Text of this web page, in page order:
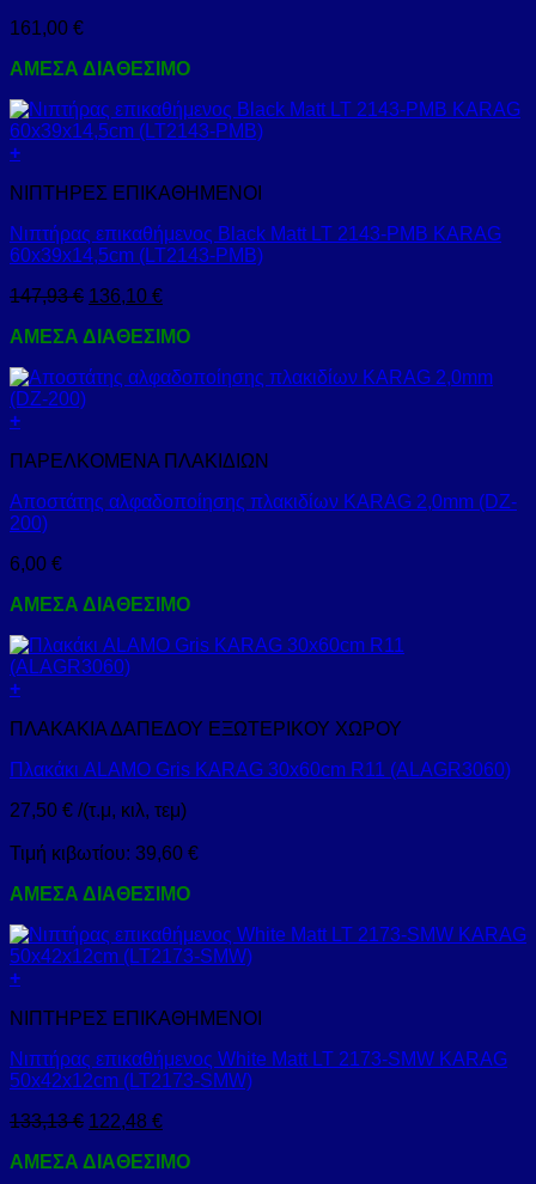
161,00 €
ΑΜΕΣΑ ΔΙΑΘΕΣΙΜΟ
+
ΝΙΠΤΗΡΕΣ ΕΠΙΚΑΘΗΜΕΝΟΙ
Νιπτήρας επικαθήμενος Black Matt LT 2143-PMB KARAG
60x39x14,5cm (LT2143-PMB)
147,93€ 136,10 €
ΑΜΕΣΑ ΔΙΑΘΕΣΙΜΟ
+
ΠΑΡΕΛΚΟΜΕΝΑ ΠΛΑΚΙΔΙΩΝ
Αποστάτης αλφαδοποίησης πλακιδίων KARAG 2,0mm (DZ-
200)
6,00 €
ΑΜΕΣΑ ΔΙΑΘΕΣΙΜΟ
+
ΠΛΑΚΑΚΙΑ ΔΑΠΕΔΟΥ ΕΞΩΤΕΡΙΚΟΥ ΧΩΡΟΥ
Πλακάκι ALAMO Gris KARAG 30x60cm R11 (ALAGR3060)
27,50 € /(τ.μ, κιλ, τεμ)
Τιμή κιβωτίου: 39,60 €
ΑΜΕΣΑ ΔΙΑΘΕΣΙΜΟ
+
ΝΙΠΤΗΡΕΣ ΕΠΙΚΑΘΗΜΕΝΟΙ
Νιπτήρας επικαθήμενος White Matt LT 2173-SMW KARAG
50x42x12cm (LT2173-SMW)
133,13€ 122,48 €
ΑΜΕΣΑ ΔΙΑΘΕΣΙΜΟ